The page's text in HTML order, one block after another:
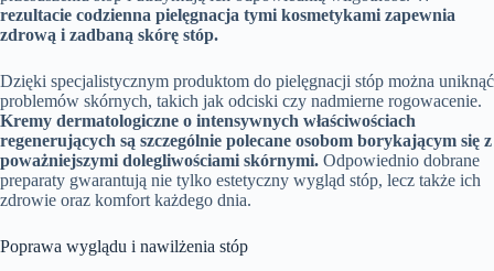
rezultacie codzienna pielęgnacja tymi kosmetykami zapewnia
zdrową i zadbaną skórę stóp.
Dzięki specjalistycznym produktom do pielęgnacji stóp można uniknąć
problemów skórnych, takich jak odciski czy nadmierne rogowacenie.
Kremy dermatologiczne o intensywnych właściwościach
regenerujących są szczególnie polecane osobom borykającym się z
poważniejszymi dolegliwościami skórnymi. Odpowiednio dobrane
preparaty gwarantują nie tylko estetyczny wygląd stóp, lecz także ich
zdrowie oraz komfort każdego dnia.
Poprawa wyglądu i nawilżenia stóp